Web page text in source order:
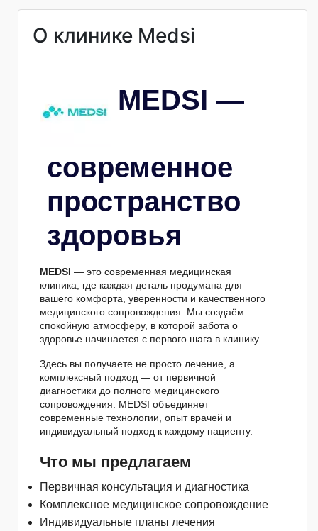
О клинике Medsi
MEDSI —
современное
пространство
здоровья
MEDSI — это современная медицинская
клиника, где каждая деталь продумана для
вашего комфорта, уверенности и качественного
медицинского сопровождения. Мы создаём
спокойную атмосферу, в которой забота о
здоровье начинается с первого шага в клинику.
Здесь вы получаете не просто лечение, а
комплексный подход — от первичной
диагностики до полного медицинского
сопровождения. MEDSI объединяет
современные технологии, опыт врачей и
индивидуальный подход к каждому пациенту.
Что мы предлагаем
Первичная консультация и диагностика
Комплексное медицинское сопровождение
Индивидуальные планы лечения